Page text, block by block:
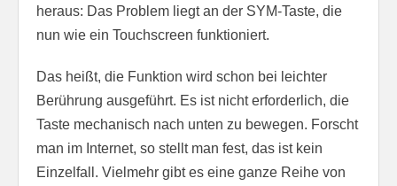
heraus: Das Problem liegt an der SYM-Taste, die
nun wie ein Touchscreen funktioniert.
Das heißt, die Funktion wird schon bei leichter
Berührung ausgeführt. Es ist nicht erforderlich, die
Taste mechanisch nach unten zu bewegen. Forscht
man im Internet, so stellt man fest, das ist kein
Einzelfall. Vielmehr gibt es eine ganze Reihe von